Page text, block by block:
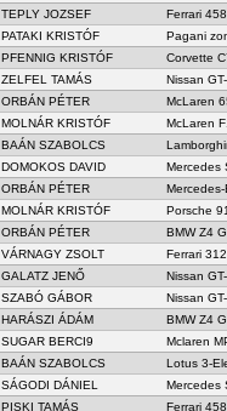
TEPLY JOZSEF
Ferrari
PATAKI KRISTÓF
Pagani
PFENNIG KRISTÓF
Corvette
ZELFEL TAMÁS
Nissan
ORBÁN PÉTER
McLaren
MOLNÁR KRISTÓF
McLaren
BAÁN SZABOLCS
DOMOKOS DAVID
Mercedes
ORBÁN PÉTER
MOLNÁR KRISTÓF
Porsche
ORBÁN PÉTER
BMW Z4
VÁRNAGY ZSOLT
Ferrari
GALATZ JENŐ
Nissan
SZABÓ GÁBOR
Nissan
HARÁSZI ÁDÁM
BMW Z4
SUGAR BERCI9
Mclaren
BAÁN SZABOLCS
Lotus 3-
SÁGODI DÁNIEL
Mercedes
PISKI TAMÁS
Ferrari